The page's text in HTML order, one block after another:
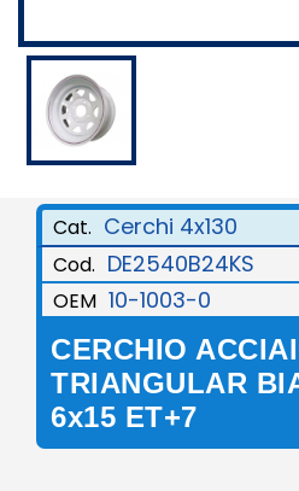
Cat. Cerchi 4x130
Cod. DE2540B24KS
OEM 10-1003-0
CERCHIO
TRIANGULAR
6x15 ET+7